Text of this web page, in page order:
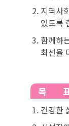
지역사
있도록
함께하
최선을
목
건강한